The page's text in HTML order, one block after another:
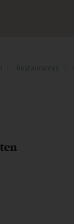
Restaurantes